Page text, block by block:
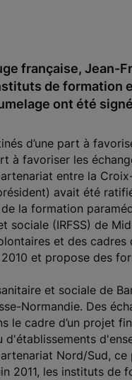
française, Jean-
de formation
ont été
d’une part à
à favoriser les
entre la
avait été
la formation
sociale (IRFSS) de
et des
et propose des
et sociale de
Normandie. Des
le cadre d’un projet
d'établissements
Nord/Sud,
2011, les instituts